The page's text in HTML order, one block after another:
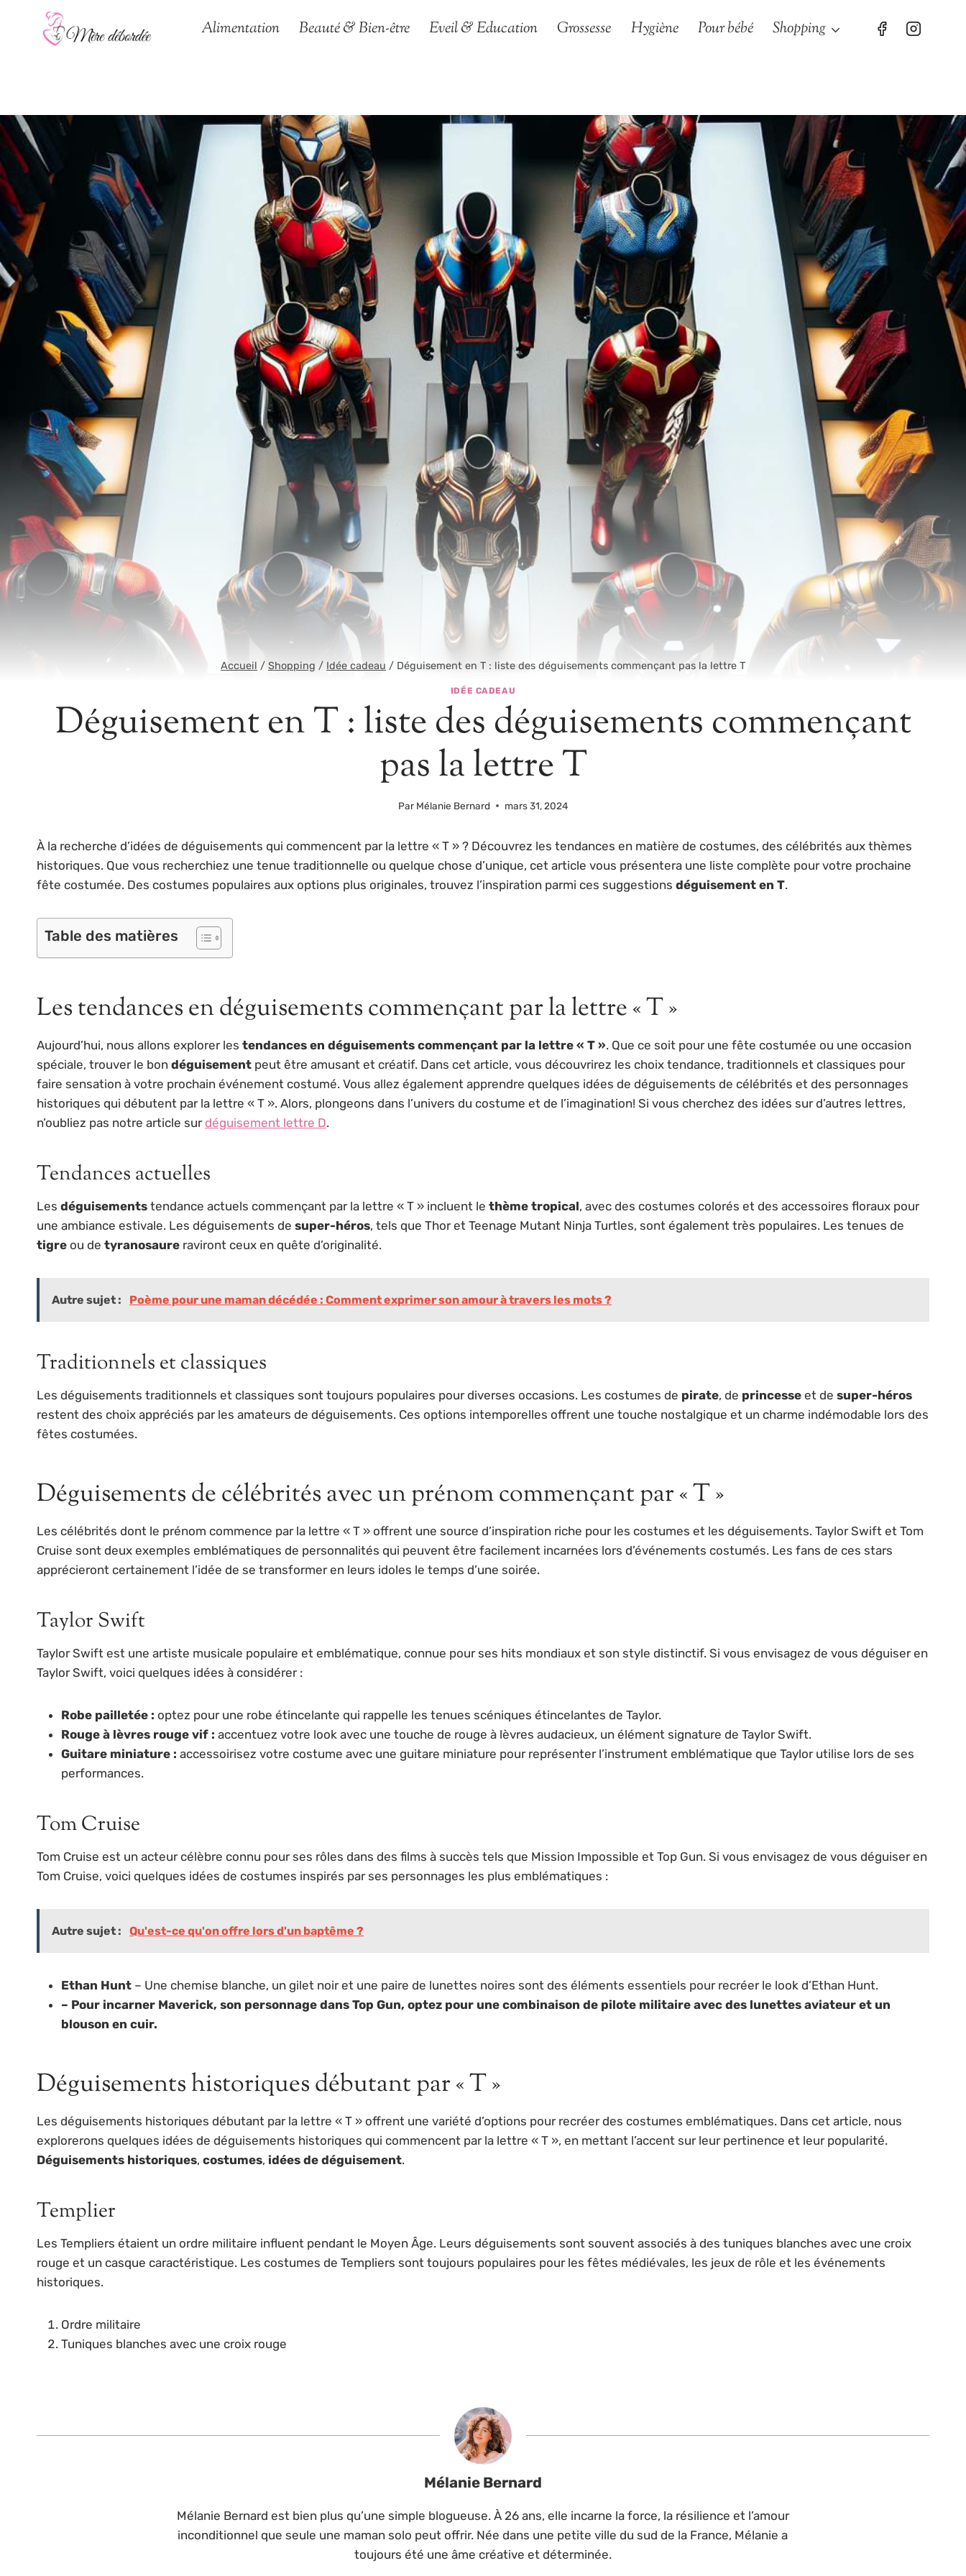
Alimentation Beauté & Bien-être Eveil & Education Grossesse Hygiène Pour bébé Shopping
Accueil / Shopping / Idée cadeau / Déguisement en T : liste des déguisements commençant pas la lettre T
IDÉE CADEAU
Déguisement en T : liste des déguisements commençant
pas la lettre T
Par Mélanie Bernard mars 31, 2024
À la recherche d’idées de déguisements qui commencent par la lettre « T » ? Découvrez les tendances en matière de costumes, des célébrités aux thèmes
historiques. Que vous recherchiez une tenue traditionnelle ou quelque chose d’unique, cet article vous présentera une liste complète pour votre prochaine
fête costumée. Des costumes populaires aux options plus originales, trouvez l’inspiration parmi ces suggestions déguisement en T.
Table des matières
Les tendances en déguisements commençant par la lettre « T »
Aujourd’hui, nous allons explorer les tendances en déguisements commençant par la lettre « T ». Que ce soit pour une fête costumée ou une occasion
spéciale, trouver le bon déguisement peut être amusant et créatif. Dans cet article, vous découvrirez les choix tendance, traditionnels et classiques pour
faire sensation à votre prochain événement costumé. Vous allez également apprendre quelques idées de déguisements de célébrités et des personnages
historiques qui débutent par la lettre « T ». Alors, plongeons dans l’univers du costume et de l’imagination! Si vous cherchez des idées sur d’autres lettres,
n’oubliez pas notre article sur déguisement lettre D.
Tendances actuelles
Les déguisements tendance actuels commençant par la lettre « T » incluent le thème tropical, avec des costumes colorés et des accessoires floraux pour
une ambiance estivale. Les déguisements de super-héros, tels que Thor et Teenage Mutant Ninja Turtles, sont également très populaires. Les tenues de
tigre ou de tyranosaure raviront ceux en quête d’originalité.
Autre sujet : Poème pour une maman décédée : Comment exprimer son amour à travers les mots ?
Traditionnels et classiques
Les déguisements traditionnels et classiques sont toujours populaires pour diverses occasions. Les costumes de pirate, de princesse et de super-héros
restent des choix appréciés par les amateurs de déguisements. Ces options intemporelles offrent une touche nostalgique et un charme indémodable lors des
fêtes costumées.
Déguisements de célébrités avec un prénom commençant par « T »
Les célébrités dont le prénom commence par la lettre « T » offrent une source d’inspiration riche pour les costumes et les déguisements. Taylor Swift et Tom
Cruise sont deux exemples emblématiques de personnalités qui peuvent être facilement incarnées lors d’événements costumés. Les fans de ces stars
apprécieront certainement l’idée de se transformer en leurs idoles le temps d’une soirée.
Taylor Swift
Taylor Swift est une artiste musicale populaire et emblématique, connue pour ses hits mondiaux et son style distinctif. Si vous envisagez de vous déguiser en
Taylor Swift, voici quelques idées à considérer :
Robe pailletée : optez pour une robe étincelante qui rappelle les tenues scéniques étincelantes de Taylor.
Rouge à lèvres rouge vif : accentuez votre look avec une touche de rouge à lèvres audacieux, un élément signature de Taylor Swift.
Guitare miniature : accessoirisez votre costume avec une guitare miniature pour représenter l’instrument emblématique que Taylor utilise lors de ses
performances.
Tom Cruise
Tom Cruise est un acteur célèbre connu pour ses rôles dans des films à succès tels que Mission Impossible et Top Gun. Si vous envisagez de vous déguiser en
Tom Cruise, voici quelques idées de costumes inspirés par ses personnages les plus emblématiques :
Autre sujet : Qu'est-ce qu'on offre lors d'un baptême ?
Ethan Hunt – Une chemise blanche, un gilet noir et une paire de lunettes noires sont des éléments essentiels pour recréer le look d’Ethan Hunt.
– Pour incarner Maverick, son personnage dans Top Gun, optez pour une combinaison de pilote militaire avec des lunettes aviateur et un
blouson en cuir.
Déguisements historiques débutant par « T »
Les déguisements historiques débutant par la lettre « T » offrent une variété d’options pour recréer des costumes emblématiques. Dans cet article, nous
explorerons quelques idées de déguisements historiques qui commencent par la lettre « T », en mettant l’accent sur leur pertinence et leur popularité.
Déguisements historiques, costumes, idées de déguisement.
Templier
Les Templiers étaient un ordre militaire influent pendant le Moyen Âge. Leurs déguisements sont souvent associés à des tuniques blanches avec une croix
rouge et un casque caractéristique. Les costumes de Templiers sont toujours populaires pour les fêtes médiévales, les jeux de rôle et les événements
historiques.
Ordre militaire
Tuniques blanches avec une croix rouge
Mélanie Bernard
Mélanie Bernard est bien plus qu’une simple blogueuse. À 26 ans, elle incarne la force, la résilience et l’amour
inconditionnel que seule une maman solo peut offrir. Née dans une petite ville du sud de la France, Mélanie a
toujours été une âme créative et déterminée.